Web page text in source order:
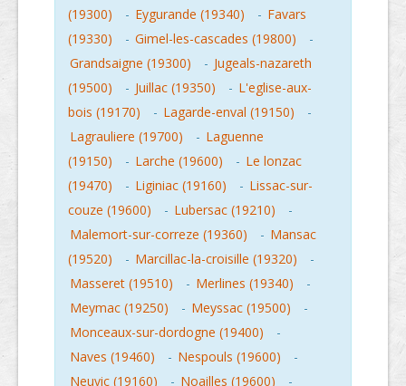
(19300)
- Eygurande (19340) - Favars
(19330)
- Gimel-les-cascades (19800)
-
Grandsaigne (19300)
- Jugeals-nazareth
(19500)
- Juillac (19350) - L'eglise-aux-
bois (19170)
- Lagarde-enval (19150)
-
Lagrauliere (19700)
- Laguenne
(19150)
- Larche (19600) - Le lonzac
(19470)
- Liginiac (19160) - Lissac-sur-
couze (19600)
- Lubersac (19210)
-
Malemort-sur-correze (19360)
- Mansac
(19520)
- Marcillac-la-croisille (19320)
-
Masseret (19510)
- Merlines (19340)
-
Meymac (19250)
- Meyssac (19500)
-
Monceaux-sur-dordogne (19400)
-
Naves (19460)
- Nespouls (19600)
-
Neuvic (19160)
- Noailles (19600)
-